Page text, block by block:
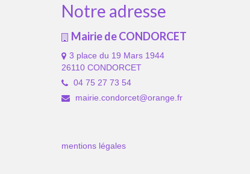
Notre adresse
Mairie de CONDORCET
3 place du 19 Mars 1944
26110 CONDORCET
04 75 27 73 54
mairie.condorcet@orange.fr
mentions légales